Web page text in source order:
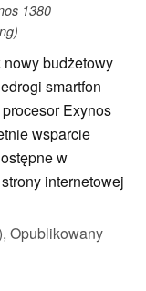
1380
budżetowy
smartfon
Exynos
wsparcie
w
internetowej
Opublikowany